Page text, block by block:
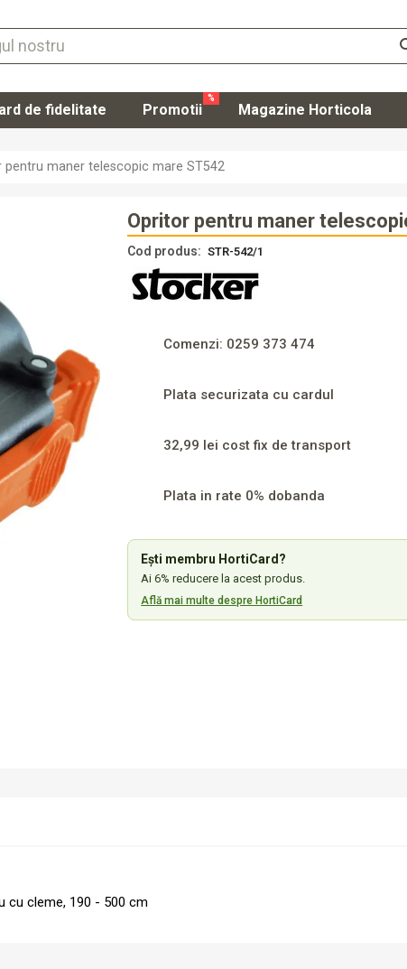
de fidelitate Promotii
%
Magazine Horticola
pentru maner telescopic mare ST542
Opritor pentru maner
Cod produs: STR-542/1
Comenzi: 0259 373 474
Plata securizata cu cardul
32,99 lei cost fix de transport
Plata in rate 0% dobanda
Ești membru HortiCard?
Ai 6% reducere la acest produs.
Află mai multe despre HortiCard
cu cleme, 190 - 500 cm